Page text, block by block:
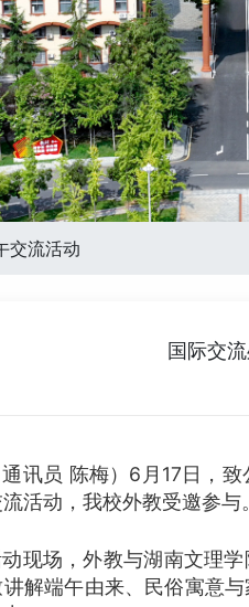
交流活动
国际交
通讯员 陈梅）6月17日，
活动，我校外教受邀参与。
现场，外教与湖南文理
讲解端午由来、民俗寓意